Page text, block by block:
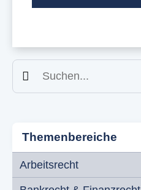
Suchen
Themenbereiche
Arbeitsrecht